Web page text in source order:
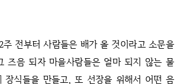
전부터 사람들은 배가 올 것이라고 소문을
즈음 되자 마을사람들은 얼마 되지 않는 물
장식들을 만들고, 또 선장을 위해서 어떤 음